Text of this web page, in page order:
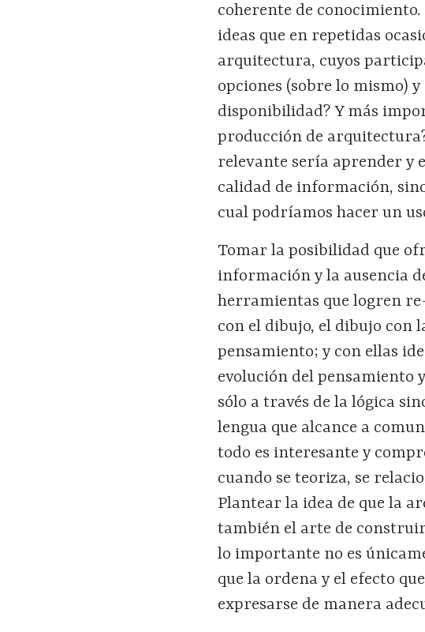
coherente de
ideas que en repetidas
arquitectura, cuyos
opciones (sobre lo mismo)
disponibilidad? Y más
producción de
relevante sería aprender y
calidad de información,
cual podríamos hacer un
Tomar la posibilidad que
información y la ausencia
herramientas que logren
con el dibujo, el dibujo con
pensamiento; y con ellas
evolución del pensamiento
sólo a través de la lógica
lengua que alcance a
todo es interesante y
cuando se teoriza, se
Plantear la idea de que la
también el arte de
lo importante no es
que la ordena y el efecto
expresarse de manera